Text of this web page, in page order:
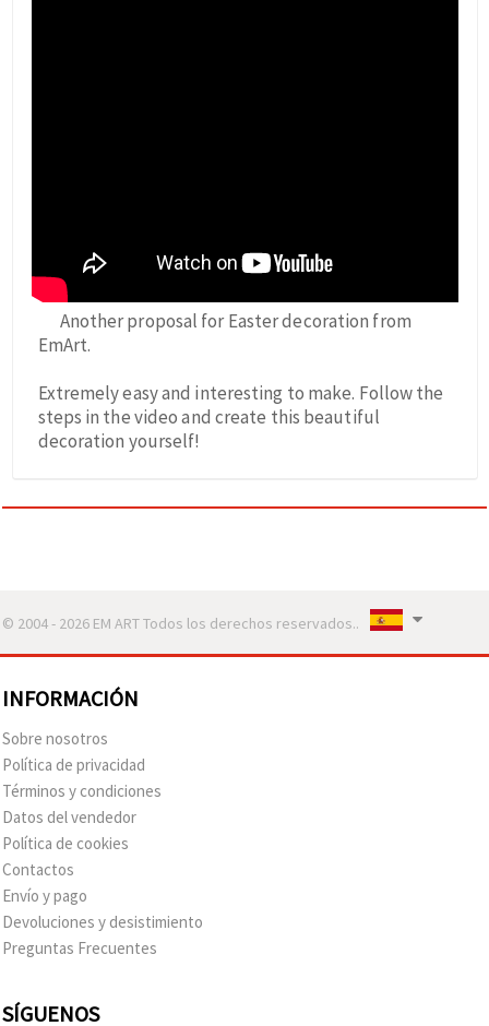
Another proposal for Easter decoration from
EmArt.
Extremely easy and interesting to make. Follow the
steps in the video and create this beautiful
decoration yourself!
© 2004 - 2026 EM ART Todos los derechos reservados..
INFORMACIÓN
Sobre nosotros
Política de privacidad
Términos y condiciones
Datos del vendedor
Política de cookies
Contactos
Envío y pago
Devoluciones y desistimiento
Preguntas Frecuentes
SÍGUENOS